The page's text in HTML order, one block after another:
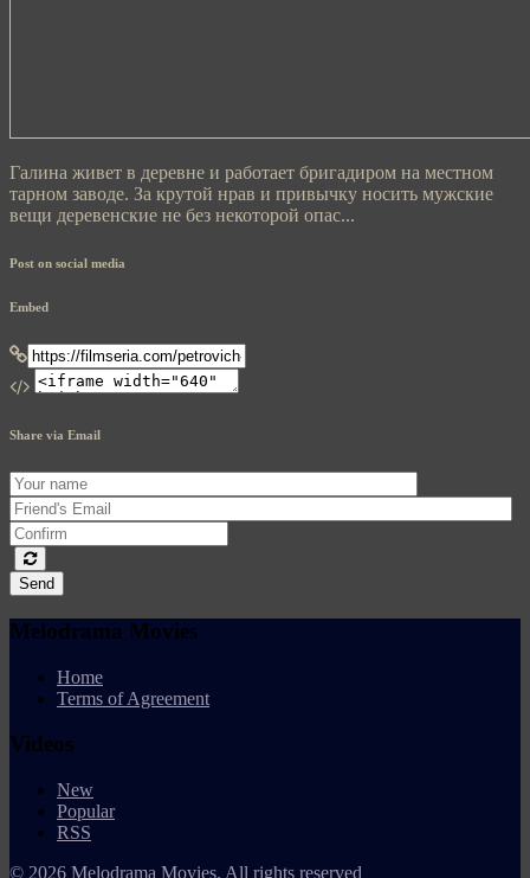
Галина живет в деревне и работает бригадиром на местном
тарном заводе. За крутой нрав и привычку носить мужские
вещи деревенские не без некоторой опас...
Post on social media
Embed
Share via Email
Send
Melodrama Movies
Home
Terms of Agreement
Videos
New
Popular
RSS
© 2026 Melodrama Movies. All rights reserved